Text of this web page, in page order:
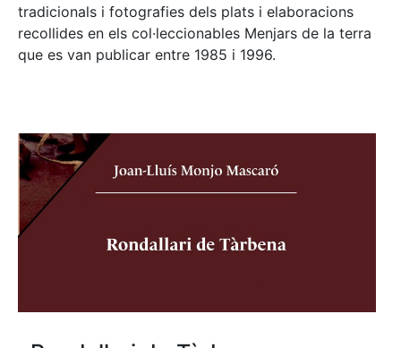
tradicionals i fotografies dels plats i elaboracions
recollides en els col·leccionables Menjars de la terra
que es van publicar entre 1985 i 1996.